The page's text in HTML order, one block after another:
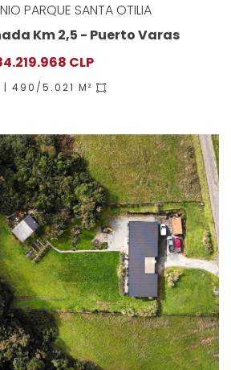
PARQUE SANTA OTILIA
Km 2,5 - Puerto Varas
CLP
| 490/5.021 M²